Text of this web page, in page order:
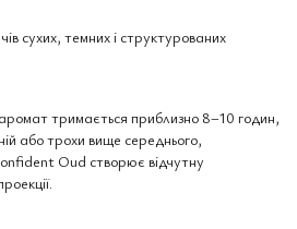
сухих, темних і структурованих
аромат тримається приблизно 8–10 годин,
або трохи вище середнього,
Oud створює відчутну